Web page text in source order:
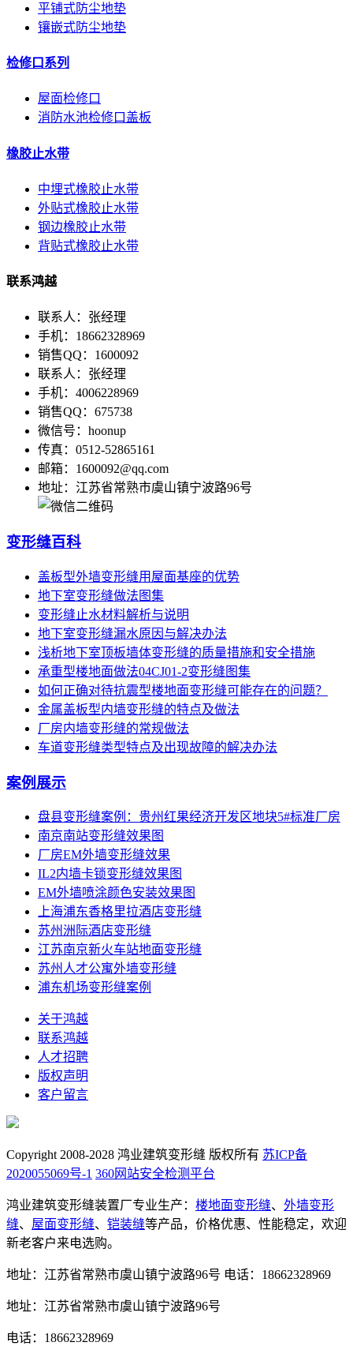
平铺式防尘地垫
镶嵌式防尘地垫
检修口系列
屋面检修口
消防水池检修口盖板
橡胶止水带
中埋式橡胶止水带
外贴式橡胶止水带
钢边橡胶止水带
背贴式橡胶止水带
联系鸿越
联系人：张经理
手机：18662328969
销售QQ：1600092
联系人：张经理
手机：4006228969
销售QQ：675738
微信号：hoonup
传真：0512-52865161
邮箱：1600092@qq.com
地址：江苏省常熟市虞山镇宁波路96号
变形缝百科
盖板型外墙变形缝用屋面基座的优势
地下室变形缝做法图集
变形缝止水材料解析与说明
地下室变形缝漏水原因与解决办法
浅析地下室顶板墙体变形缝的质量措施和安全措施
承重型楼地面做法04CJ01-2变形缝图集
如何正确对待抗震型楼地面变形缝可能存在的问题？
金属盖板型内墙变形缝的特点及做法
厂房内墙变形缝的常规做法
车道变形缝类型特点及出现故障的解决办法
案例展示
盘县变形缝案例：贵州红果经济开发区地块5#标准厂房
南京南站变形缝效果图
厂房EM外墙变形缝效果
IL2内墙卡锁变形缝效果图
EM外墙喷涂颜色安装效果图
上海浦东香格里拉酒店变形缝
苏州洲际酒店变形缝
江苏南京新火车站地面变形缝
苏州人才公寓外墙变形缝
浦东机场变形缝案例
关于鸿越
联系鸿越
人才招聘
版权声明
客户留言
Copyright 2008-2028 鸿业建筑变形缝 版权所有 苏ICP备
2020055069号-1 360网站安全检测平台
鸿业建筑变形缝装置厂专业生产： 楼地面变形缝、 外墙变形
缝、 屋面变形缝、 铠装缝等产品，价格优惠、性能稳定，欢迎
新老客户来电选购。
地址：江苏省常熟市虞山镇宁波路96号 电话：18662328969
地址：江苏省常熟市虞山镇宁波路96号
电话：18662328969